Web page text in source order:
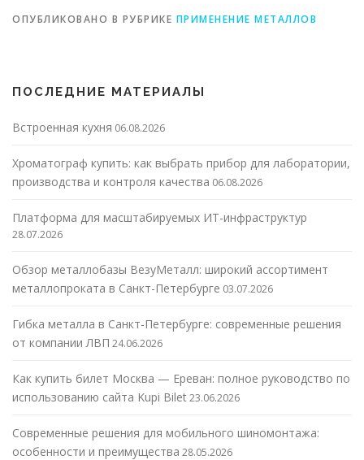
ОПУБЛИКОВАНО В РУБРИКЕ ПРИМЕНЕНИЕ МЕТАЛЛОВ
ПОСЛЕДНИЕ МАТЕРИАЛЫ
Встроенная кухня 06.08.2026
Хроматограф купить: как выбрать прибор для лаборатории,
производства и контроля качества 06.08.2026
Платформа для масштабируемых ИТ-инфраструктур
28.07.2026
Обзор металлобазы ВезуМеталл: широкий ассортимент
металлопроката в Санкт-Петербурге 03.07.2026
Гибка металла в Санкт-Петербурге: современные решения
от компании ЛВП 24.06.2026
Как купить билет Москва — Ереван: полное руководство по
использованию сайта Kupi Bilet23.06.2026
Современные решения для мобильного шиномонтажа:
особенности и преимущества 28.05.2026